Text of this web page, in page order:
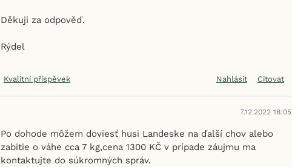
Děkuji za odpověď.
Rýdel
Kvalitní příspěvek Nahlásit Citovat
7.12.2022 18:05
Po dohode môžem doviesť husi Landeske na ďalší chov alebo
zabitie o váhe cca 7 kg,cena 1300 KČ v prípade záujmu ma
kontaktujte do súkromných správ.